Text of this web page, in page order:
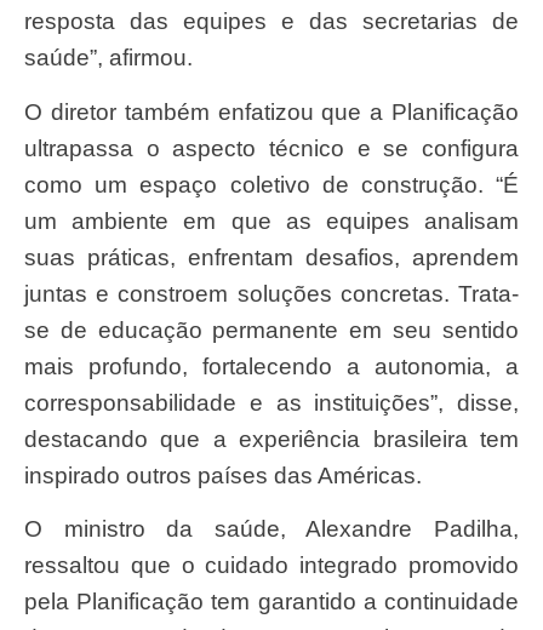
resposta das equipes e das secretarias de
saúde”, afirmou.
O diretor também enfatizou que a Planificação
ultrapassa o aspecto técnico e se configura
como um espaço coletivo de construção. “É
um ambiente em que as equipes analisam
suas práticas, enfrentam desafios, aprendem
juntas e constroem soluções concretas. Trata-
se de educação permanente em seu sentido
mais profundo, fortalecendo a autonomia, a
corresponsabilidade e as instituições”, disse,
destacando que a experiência brasileira tem
inspirado outros países das Américas.
O ministro da saúde, Alexandre Padilha,
ressaltou que o cuidado integrado promovido
pela Planificação tem garantido a continuidade